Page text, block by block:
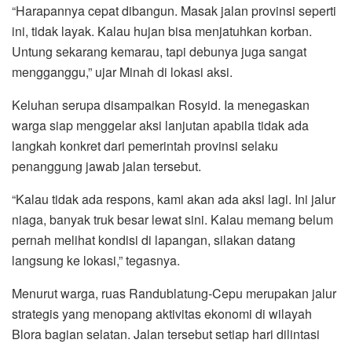
“Harapannya cepat dibangun. Masak jalan provinsi seperti
ini, tidak layak. Kalau hujan bisa menjatuhkan korban.
Untung sekarang kemarau, tapi debunya juga sangat
mengganggu,” ujar Minah di lokasi aksi.
Keluhan serupa disampaikan Rosyid. Ia menegaskan
warga siap menggelar aksi lanjutan apabila tidak ada
langkah konkret dari pemerintah provinsi selaku
penanggung jawab jalan tersebut.
“Kalau tidak ada respons, kami akan ada aksi lagi. Ini jalur
niaga, banyak truk besar lewat sini. Kalau memang belum
pernah melihat kondisi di lapangan, silakan datang
langsung ke lokasi,” tegasnya.
Menurut warga, ruas Randublatung-Cepu merupakan jalur
strategis yang menopang aktivitas ekonomi di wilayah
Blora bagian selatan. Jalan tersebut setiap hari dilintasi